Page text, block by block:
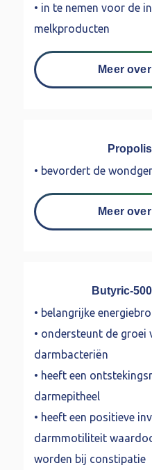
• in te nemen voor de
melkproducten
Meer
• bevordert de
Meer
Butyric-
• belangrijke
• ondersteunt de groei
darmbacteriën
• heeft een
darmepitheel
• heeft een positieve
darmmotiliteit
worden bij constipatie